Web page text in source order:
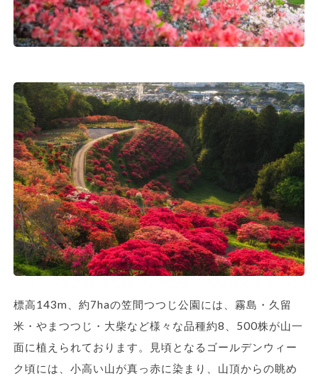
標高143m、約7haの笠間つつじ公園には、霧島・久留
米・やまつつじ・大柴など様々な品種約8、500株が山一
面に植えられております。見頃となるゴールデンウィー
ク頃には、小高い山が真っ赤に染まり、山頂からの眺め